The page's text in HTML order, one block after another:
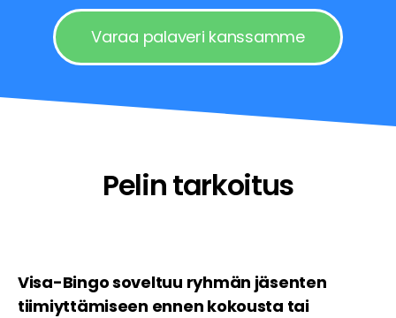
Varaa palaveri kanssamme
Pelin tarkoitus
Visa-Bingo soveltuu ryhmän jäsenten
tiimiyttämiseen ennen kokousta tai